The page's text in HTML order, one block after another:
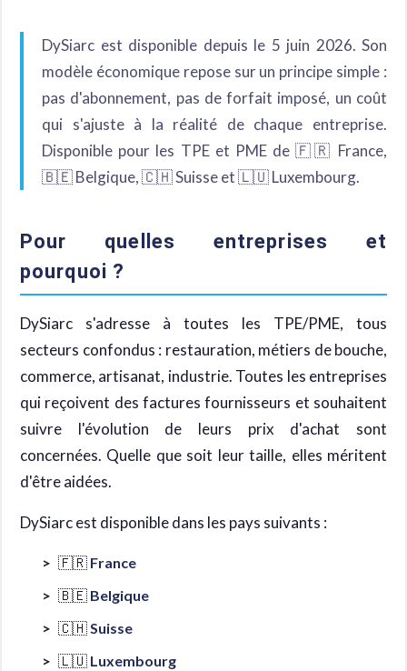
DySiarc est disponible depuis le 5 juin 2026. Son
modèle économique repose sur un principe simple :
pas d'abonnement, pas de forfait imposé, un coût
qui s'ajuste à la réalité de chaque entreprise.
Disponible pour les TPE et PME de 🇫🇷 France,
🇧🇪 Belgique, 🇨🇭 Suisse et 🇱🇺 Luxembourg.
Pour quelles entreprises et
pourquoi ?
DySiarc s'adresse à toutes les TPE/PME, tous
secteurs confondus : restauration, métiers de bouche,
commerce, artisanat, industrie. Toutes les entreprises
qui reçoivent des factures fournisseurs et souhaitent
suivre l'évolution de leurs prix d'achat sont
concernées. Quelle que soit leur taille, elles méritent
d'être aidées.
DySiarc est disponible dans les pays suivants :
🇫🇷 France
🇧🇪 Belgique
🇨🇭Suisse
🇱🇺 Luxembourg